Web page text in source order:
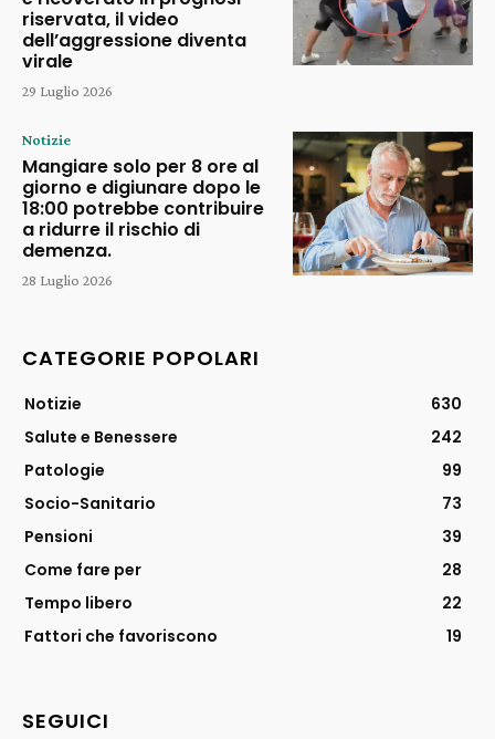
riservata, il video
dell’aggressione diventa
virale
29 Luglio 2026
Notizie
Mangiare solo per 8 ore al
giorno e digiunare dopo le
18:00 potrebbe contribuire
a ridurre il rischio di
demenza.
28 Luglio 2026
CATEGORIE POPOLARI
Notizie
630
Salute e Benessere
242
Patologie
99
Socio-Sanitario
73
Pensioni
39
Come fare per
28
Tempo libero
22
Fattori che favoriscono
19
SEGUICI